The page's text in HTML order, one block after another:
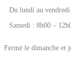
Du lundi au
Samedi : 8h00 –
Fermé le dimanche et